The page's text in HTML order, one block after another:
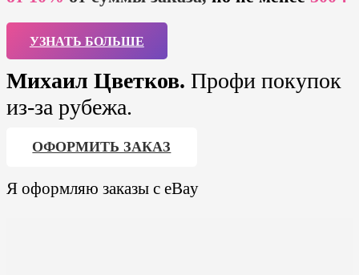
УЗНАТЬ БОЛЬШЕ
Михаил Цветков. Профи покупок
из-за рубежа.
ОФОРМИТЬ ЗАКАЗ
Я оформляю заказы с eBay